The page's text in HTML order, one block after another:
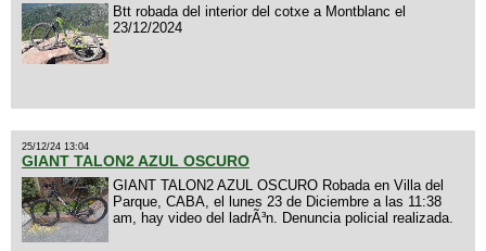
Btt robada del interior del cotxe a Montblanc el
23/12/2024
25/12/24 13:04
GIANT TALON2 AZUL OSCURO
GIANT TALON2 AZUL OSCURO Robada en Villa del
Parque, CABA, el lunes 23 de Diciembre a las 11:38
am, hay video del ladrÃ³n. Denuncia policial realizada.